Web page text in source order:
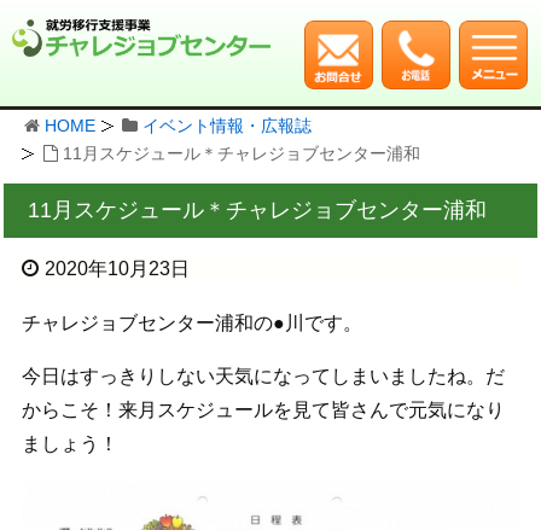
HOME
イベント情報・広報誌
11月スケジュール＊チャレジョブセンター浦和
11月スケジュール＊チャレジョブセンター浦和
2020年10月23日
チャレジョブセンター浦和の●川です。
今日はすっきりしない天気になってしまいましたね。だ
からこそ！来月スケジュールを見て皆さんで元気になり
ましょう！